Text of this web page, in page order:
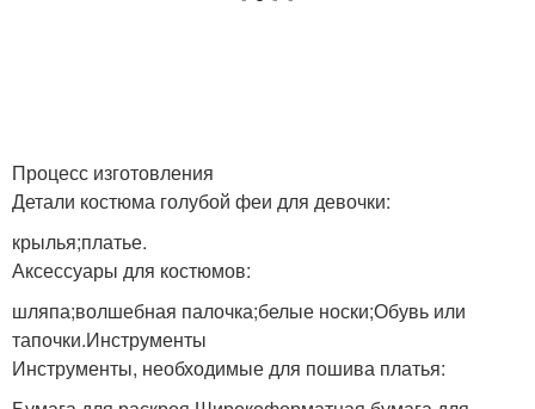
Процесс изготовления
Детали костюма голубой феи для девочки:
крылья;платье.
Аксессуары для костюмов:
шляпа;волшебная палочка;белые носки;Обувь или
тапочки.Инструменты
Инструменты, необходимые для пошива платья: